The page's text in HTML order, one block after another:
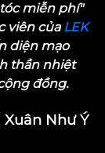
miễn phí"
viên của LEK
diện mạo
thần nhiệt
đồng.
Xuân Như Ý